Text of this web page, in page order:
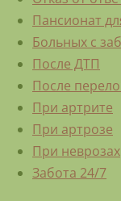
Пансионат
Больных с
После ДТП
После
При артрите
При артрозе
При неврозах
Забота 24/7